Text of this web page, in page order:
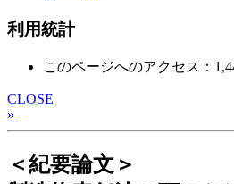
利用統計
このページへのアクセス：
CLOSE
»
＜紀要論文＞